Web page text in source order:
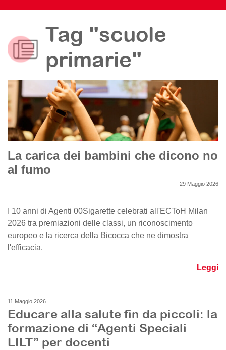
Tag "scuole
primarie"
La carica dei bambini che dicono no
al fumo
29 Maggio 2026
I 10 anni di Agenti 00Sigarette celebrati all'ECToH Milan
2026 tra premiazioni delle classi, un riconoscimento
europeo e la ricerca della Bicocca che ne dimostra
l'efficacia.
Leggi
11 Maggio 2026
Educare alla salute fin da piccoli: la
formazione di “Agenti Speciali
LILT” per docenti